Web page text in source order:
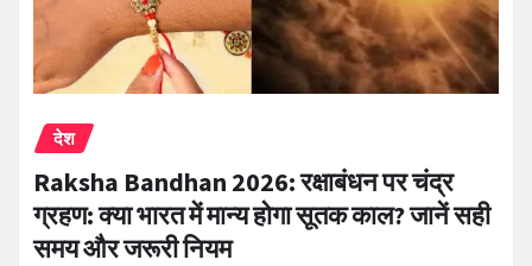
देश
Raksha Bandhan 2026: रक्षाबंधन पर चंद्र
ग्रहण: क्या भारत में मान्य होगा सूतक काल? जानें सही
समय और जरूरी नियम